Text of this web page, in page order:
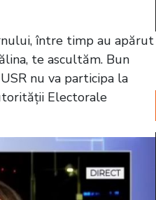
între timp au apărut
te ascultăm. Bun
nu va participa la
Electorale